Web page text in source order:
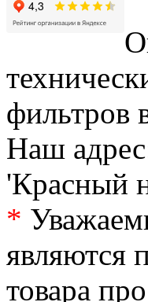
фильтров
Наш
'Красный
*
являются
товара